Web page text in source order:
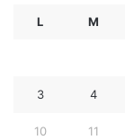
L M
3 4
10 11